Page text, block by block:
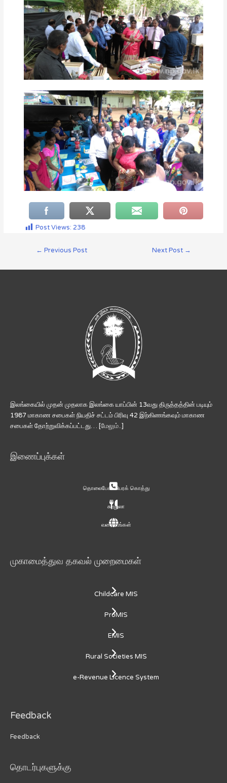
Post Views: 238
← Previous Post Next Post →
இலங்கையில் முதன் முதலாக இலங்கை யாப்பின் 13வது திருத்தத்தின் படியும்
1987 மாகாண சபைகள் நியதிச் சட்டம் பிரிவு 42 இற்கிணங்கவும் மாகாண
சபைகள் தோற்றுவிக்கப்பட்டது… [மேலும்..]
இணைப்புக்கள்
தொலைபேசி விபரக் கொத்து
சுற்றுலா
வரைபடங்கள்
முகாமைத்துவ தகவல் முறைமைகள்
Childcare MIS
ProMIS
EMIS
Rural Societies MIS
e-Revenue Licence System
Feedback
Feedback
தொடர்புகளுக்கு